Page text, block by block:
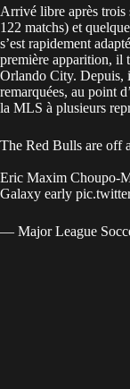
Arrivé libre après trois
122 matchs) et
s’est rapidement
première apparition, il
Orlando City. Depuis,
remarquées, au point
la MLS à plusieurs
The Red Bulls are off
Eric Maxim Choupo-
Galaxy early
— Major League